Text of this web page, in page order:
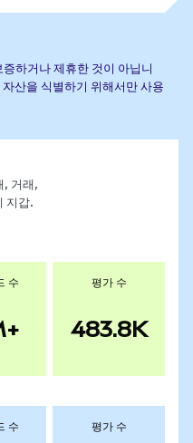
하거나 제휴한 것이 아닙니
산을 식별하기 위해서만 사용
, 거래,
지갑.
수 평가 수
483.8K
수 평가 수